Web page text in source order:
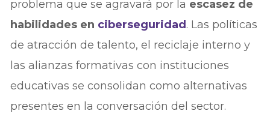
problema que se agravará por la escasez de
habilidades en ciberseguridad . Las políticas
de atracción de talento, el reciclaje interno y
las alianzas formativas con instituciones
educativas se consolidan como alternativas
presentes en la conversación del sector.